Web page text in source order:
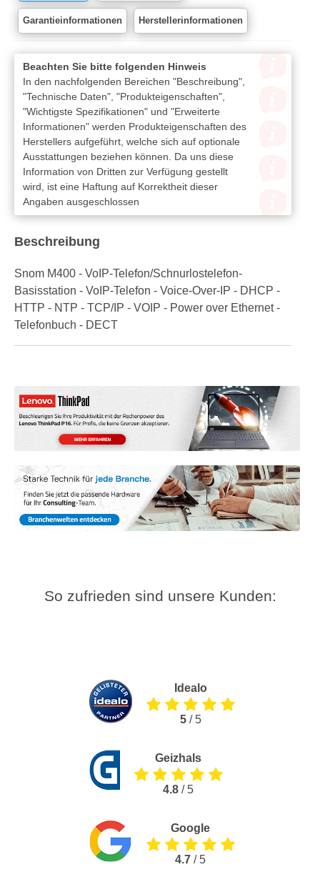
Garantieinformationen Herstellerinformationen
Beachten Sie bitte folgenden Hinweis
In den nachfolgenden Bereichen "Beschreibung",
"Technische Daten", "Produkteigenschaften",
"Wichtigste Spezifikationen" und "Erweiterte
Informationen" werden Produkteigenschaften des
Herstellers aufgeführt, welche sich auf optionale
Ausstattungen beziehen können. Da uns diese
Information von Dritten zur Verfügung gestellt
wird, ist eine Haftung auf Korrektheit dieser
Angaben ausgeschlossen
Beschreibung
Snom M400 - VoIP-Telefon/Schnurlostelefon-
Basisstation - VoIP-Telefon - Voice-Over-IP - DHCP -
HTTP - NTP - TCP/IP - VOIP - Power over Ethernet -
Telefonbuch - DECT
So zufrieden sind unsere Kunden:
Idealo
5/ 5
Geizhals
4.8 / 5
Google
4.7 / 5